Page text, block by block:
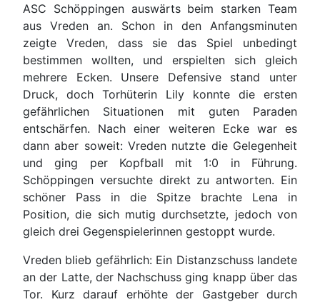
ASC Schöppingen auswärts beim starken Team
aus Vreden an. Schon in den Anfangsminuten
zeigte Vreden, dass sie das Spiel unbedingt
bestimmen wollten, und erspielten sich gleich
mehrere Ecken. Unsere Defensive stand unter
Druck, doch Torhüterin Lily konnte die ersten
gefährlichen Situationen mit guten Paraden
entschärfen. Nach einer weiteren Ecke war es
dann aber soweit: Vreden nutzte die Gelegenheit
und ging per Kopfball mit 1:0 in Führung.
Schöppingen versuchte direkt zu antworten. Ein
schöner Pass in die Spitze brachte Lena in
Position, die sich mutig durchsetzte, jedoch von
gleich drei Gegenspielerinnen gestoppt wurde.
Vreden blieb gefährlich: Ein Distanzschuss landete
an der Latte, der Nachschuss ging knapp über das
Tor. Kurz darauf erhöhte der Gastgeber durch